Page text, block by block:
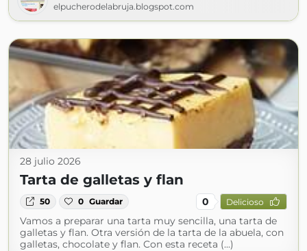
elpucherodelabruja.blogspot.com
28 julio 2026
Tarta de galletas y flan
50 0 Guardar 0 Delicioso
Vamos a preparar una tarta muy sencilla, una tarta de
galletas y flan. Otra versión de la tarta de la abuela, con
galletas, chocolate y flan. Con esta receta (...)